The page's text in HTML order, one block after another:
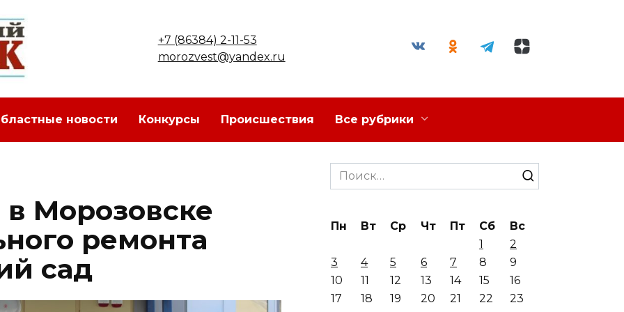
+7 (86384) 2-11-53
morozvest@yandex.ru
новости Конкурсы Происшествия Все рубрики
Морозовске
ремонта
сад
Search
for:
Пн Вт Ср Чт Пт Сб
Вс
1
2
3
4 5 6 7 8
9
10
11 12 13 14 15
16
17
18 19 20 21 22
23